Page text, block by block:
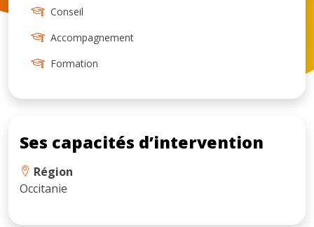
Conseil
Accompagnement
Formation
Ses capacités d’intervention
Région
Occitanie